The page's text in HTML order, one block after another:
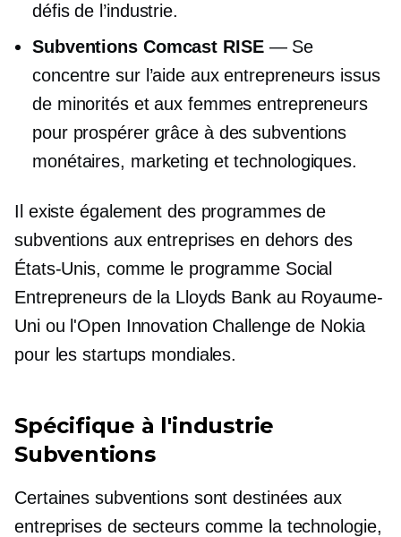
défis de l’industrie.
Subventions Comcast RISE— Se
concentre sur l’aide aux entrepreneurs issus
de minorités et aux femmes entrepreneurs
pour prospérer grâce à des subventions
monétaires, marketing et technologiques.
Il existe également des programmes de
subventions aux entreprises en dehors des
États-Unis, comme le programme Social
Entrepreneurs de la Lloyds Bank au Royaume-
Uni ou l'Open Innovation Challenge de Nokia
pour les startups mondiales.
Spécifique à l'industrie
Subventions
Certaines subventions sont destinées aux
entreprises de secteurs comme la technologie,